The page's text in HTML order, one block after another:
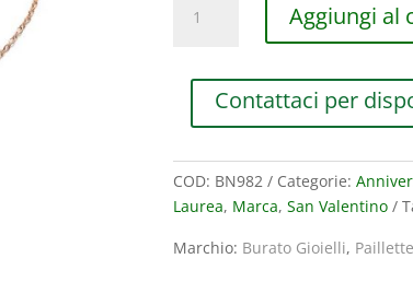
BURATO
ORO
CON
DIAMANTI
(ct.0,09)
Aggiungi al
Contattaci per
COD: BN982 Categorie:
Laurea, Marca, San Valentino
Marchio: Burato Gioielli,